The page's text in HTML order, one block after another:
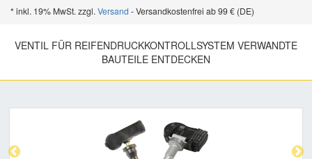
* inkl. 19% MwSt. zzgl. Versand - Versandkostenfrei ab 99 € (DE)
VENTIL FÜR REIFENDRUCKKONTROLLSYSTEM VERWANDTE
BAUTEILE ENTDECKEN